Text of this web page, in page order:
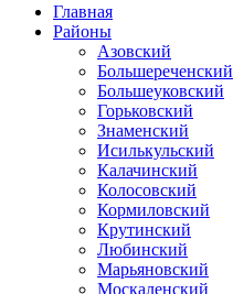
Главная
Районы
Азовский
Большереченский
Большеуковский
Горьковский
Знаменский
Исилькульский
Калачинский
Колосовский
Кормиловский
Крутинский
Любинский
Марьяновский
Москаленский